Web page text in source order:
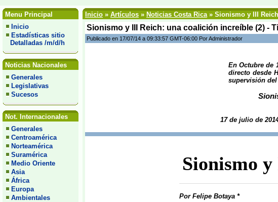
Menu Principal
Inicio
Estadísticas sitio
Detalladas /m/d/h
Noticias Nacionales
Generales
Legislativas
Sucesos
Not. Internacionales
Generales
Centroamérica
Norteamérica
Suramérica
Medio Oriente
Asia
África
Europa
Ambientales
Inicio » Artículos » Noticias Costa Rica» Sionismo y III
Sionismo y III Reich: una coalición increíble (2) -
Publicado en 17/07/14 a 09:33:57 GMT-06:00 Por Administrador
En Octubre de
directo desde
supervisión
17 de julio de
Sionismo
Por Felipe Botaya *